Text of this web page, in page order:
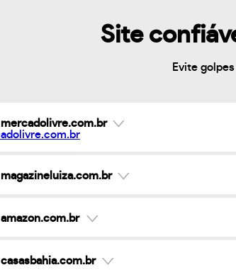
Site
Evite
mercadolivre.com.br
magazineluiza.com.br
amazon.com.br
casasbahia.com.br